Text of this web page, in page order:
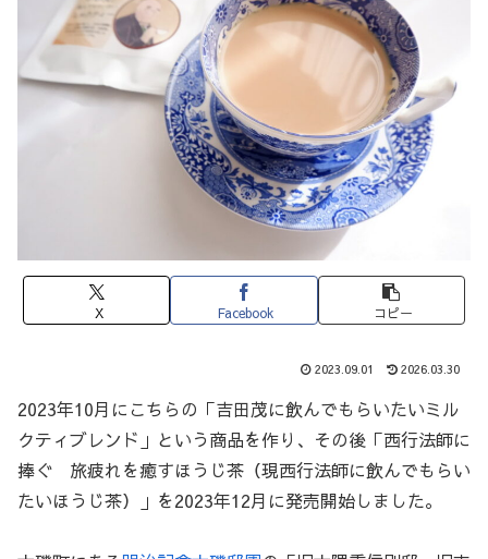
X Facebook コピー
2023.09.01 2026.03.30
2023年10月にこちらの「吉田茂に飲んでもらいたいミル
クティブレンド」という商品を作り、その後「西行法師に
捧ぐ 旅疲れを癒すほうじ茶（現西行法師に飲んでもらい
たいほうじ茶）」を2023年12月に発売開始しました。